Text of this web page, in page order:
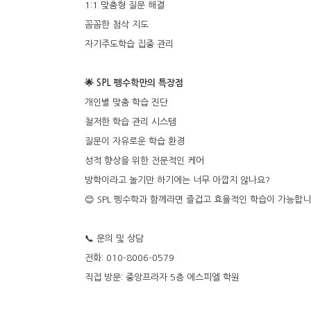
1:1 맞춤형 질문 해결
꼼꼼한 첨삭 지도
자기주도학습 집중 관리
🌟 SPL 펭수학만의 특장점
개인별 맞춤 학습 진단
철저한 학습 관리 시스템
질문이 자유로운 학습 환경
성적 향상을 위한 전문적인 케어
방학이라고 놀기만 하기에는 너무 아깝지 않나요?
😊 SPL 펭수학과 함께라면 즐겁고 효율적인 학습이 가능합
📞 문의 및 상담
전화: 010-8006-0579
직접 방문: 중앙프라자 5층 에스피엘 학원